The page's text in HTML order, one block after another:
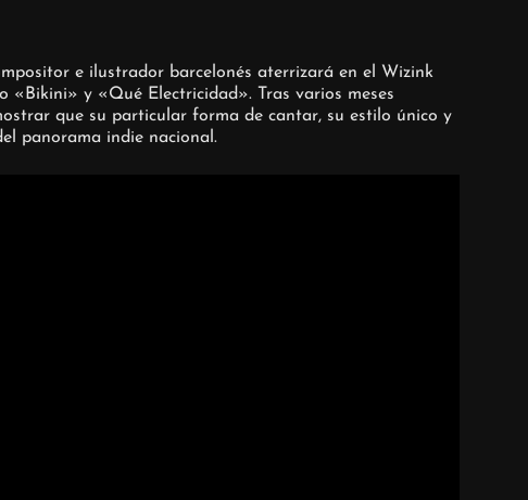
e ilustrador barcelonés aterrizará en el Wizink
«Bikini» y «Qué Electricidad». Tras varios meses
que su particular forma de cantar, su estilo único y
panorama indie nacional.